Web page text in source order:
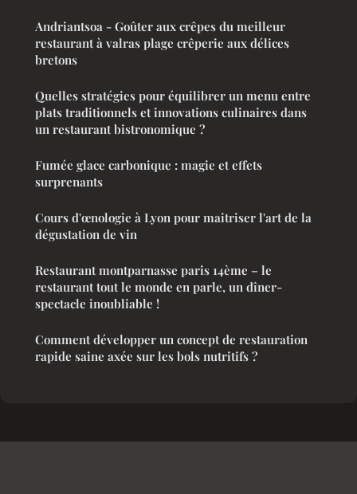
Andriantsoa - Goûter aux crêpes du meilleur
restaurant à valras plage crêperie aux délices
bretons
Quelles stratégies pour équilibrer un menu entre
plats traditionnels et innovations culinaires dans
un restaurant bistronomique ?
Fumée glace carbonique : magie et effets
surprenants
Cours d'œnologie à Lyon pour maitriser l'art de la
dégustation de vin
Restaurant montparnasse paris 14ème – le
restaurant tout le monde en parle, un dîner-
spectacle inoubliable !
Comment développer un concept de restauration
rapide saine axée sur les bols nutritifs ?